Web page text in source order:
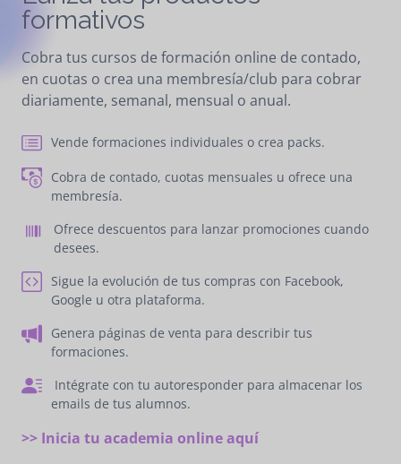
formativos
Cobra tus cursos de formación online de contado,
en cuotas o crea una membresía/club para cobrar
diariamente, semanal, mensual o anual.
Vende formaciones individuales o crea packs.
Cobra de contado, cuotas mensuales u ofrece una
membresía.
Ofrece descuentos para lanzar promociones cuando
desees.
Sigue la evolución de tus compras con Facebook,
Google u otra plataforma.
Genera páginas de venta para describir tus
formaciones.
​​ Intégrate con tu autoresponder para almacenar los
emails de tus alumnos.
>> Inicia tu academia online aquí